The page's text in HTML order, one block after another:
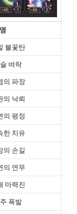
불꽃탄
벼락
의 파장
의 낙뢰
의 평정
한 치유
의 손길
의 연무
마력진
폭발